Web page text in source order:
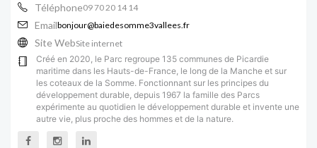
Téléphone09 70 20 14 14
Emailbonjour@baiedesomme3vallees.fr
Site WebSite internet
Créé en 2020, le Parc regroupe 135 communes de Picardie
maritime dans les Hauts-de-France, le long de la Manche et sur
les coteaux de la Somme. Fonctionnant sur les principes du
développement durable, depuis 1967 la famille des Parcs
expérimente au quotidien le développement durable et invente une
autre vie, plus proche des hommes et de la nature.